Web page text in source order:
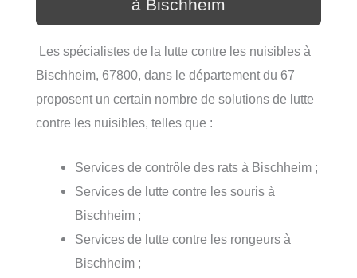
à Bischheim
Les spécialistes de la lutte contre les nuisibles à
Bischheim, 67800, dans le département du 67
proposent un certain nombre de solutions de lutte
contre les nuisibles, telles que :
Services de contrôle des rats à Bischheim ;
Services de lutte contre les souris à
Bischheim ;
Services de lutte contre les rongeurs à
Bischheim ;